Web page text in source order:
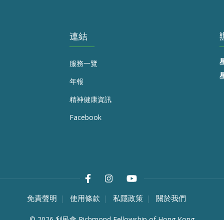
連結
服務一覽
年報
精神健康資訊
Facebook
免責聲明 使用條款 私隱政策 關於我們